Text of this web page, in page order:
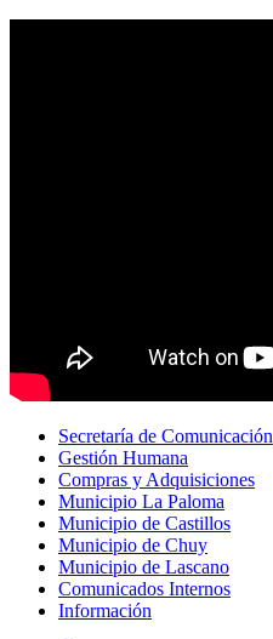
Secretaría de Comunicación
Gestión Humana
Compras y Adquisiciones
Municipio La Paloma
Municipio de Castillos
Municipio de Chuy
Municipio de Lascano
Comunicados Internos
Información